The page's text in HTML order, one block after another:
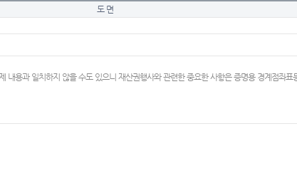
도 면
내용과 일치하지 않을 수도 있으니 재산권행사와 관련한 중요한 사항은 증명용 경계점좌